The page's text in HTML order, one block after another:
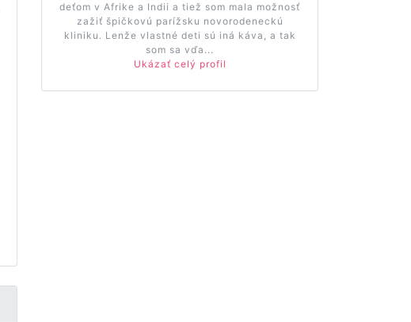
deťom v Afrike a Indii a tiež som mala možnosť
zažiť špičkovú parížsku novorodeneckú
kliniku. Lenže vlastné deti sú iná káva, a tak
som sa vďa...
Ukázať celý profil